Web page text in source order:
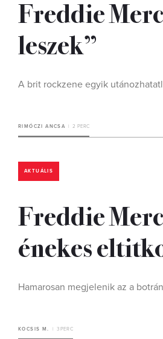
Freddie
leszek”
A brit rockzene egyik
RIMÓCZI ANCSA 2 PERC
AKTUÁLIS
Freddie
énekes
Hamarosan megjelenik az a
KOCSIS M. 3 PERC